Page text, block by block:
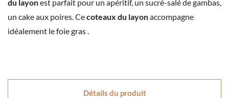
du layonest parfait pour un apéritif, un sucré-salé de gambas,
un cake aux poires. Cecoteaux du layonaccompagne
idéalement le foie gras .
Détails du produit